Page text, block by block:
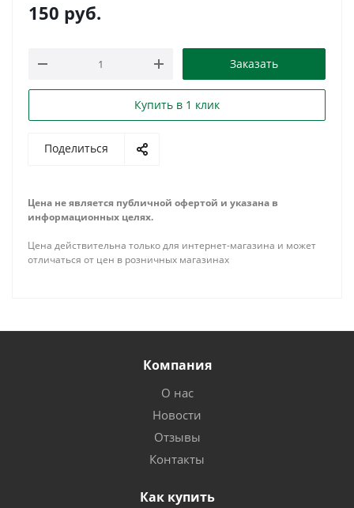
150 руб.
Заказать
Купить в 1 клик
Поделиться
Цена не является публичной офертой и указана в
информационных целях.
Цена действительна только для интернет-магазина и может
отличаться от цен в розничных магазинах
Компания
О нас
Новости
Отзывы
Контакты
Как купить